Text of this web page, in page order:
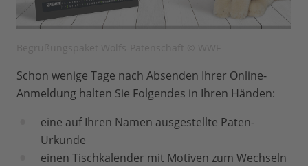
Schon wenige Tage nach Absenden Ihrer Online-
Anmeldung halten Sie Folgendes in Ihren Händen:
eine auf Ihren Namen ausgestellte Paten-
Urkunde
einen Tischkalender mit Motiven zum Wechseln